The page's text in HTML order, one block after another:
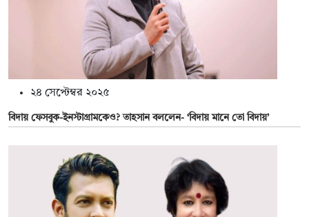
২৪ সেপ্টেম্বর ২০২৫
বিদায় ফেসবুক-ইনস্টাগ্রামকেও? তাহসান বললেন- ‘বিদায় মানে তো বিদায়’